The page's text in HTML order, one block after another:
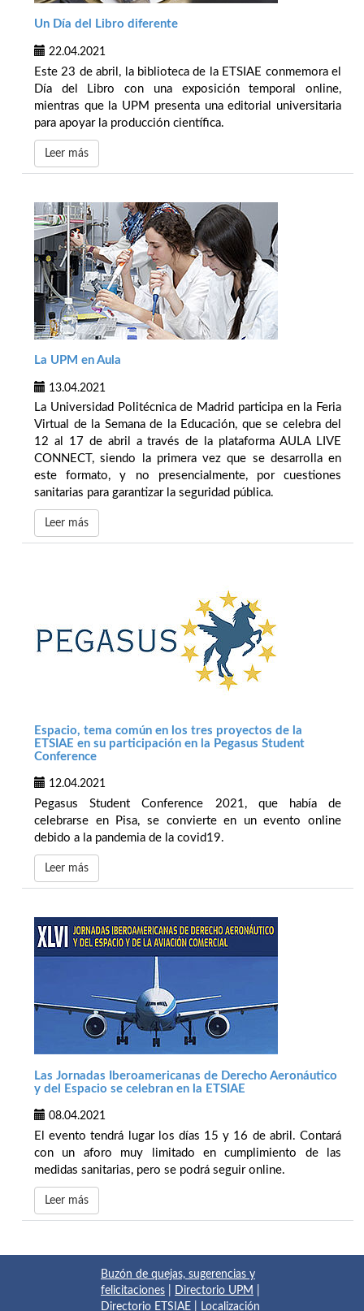
Un Día del Libro diferente
22.04.2021
Este 23 de abril, la biblioteca de la ETSIAE conmemora el
Día del Libro con una exposición temporal online,
mientras que la UPM presenta una editorial universitaria
para apoyar la producción científica.
Leer más
La UPM en Aula
13.04.2021
La Universidad Politécnica de Madrid participa en la Feria
Virtual de la Semana de la Educación, que se celebra del
12 al 17 de abril a través de la plataforma AULA LIVE
CONNECT, siendo la primera vez que se desarrolla en
este formato, y no presencialmente, por cuestiones
sanitarias para garantizar la seguridad pública.
Leer más
Espacio, tema común en los tres proyectos de la
ETSIAE en su participación en la Pegasus Student
Conference
12.04.2021
Pegasus Student Conference 2021, que había de
celebrarse en Pisa, se convierte en un evento online
debido a la pandemia de la covid19.
Leer más
Las Jornadas Iberoamericanas de Derecho Aeronáutico
y del Espacio se celebran en la ETSIAE
08.04.2021
El evento tendrá lugar los días 15 y 16 de abril. Contará
con un aforo muy limitado en cumplimiento de las
medidas sanitarias, pero se podrá seguir online.
Leer más
Buzón de quejas, sugerencias y
felicitaciones
Directorio UPM
Directorio ETSIAE
Localización